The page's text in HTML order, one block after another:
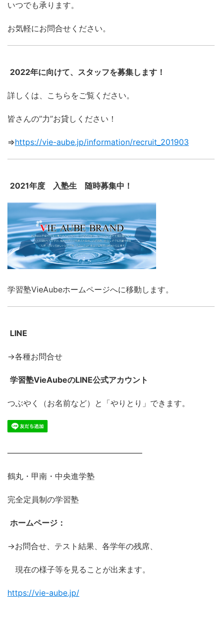
いつでも承ります。
お気軽にお問合せください。
2022年に向けて、スタッフを募集します！
詳しくは、こちらをご覧ください。
皆さんの”力”お貸しください！
⇒https://vie-aube.jp/information/recruit_201903
2021年度 入塾生 随時募集中！
学習塾VieAubeホームページへに移動します。
LINE
→各種お問合せ
学習塾VieAubeのLINE公式アカウント
つぶやく（お名前など）と「やりとり」できます。
―――――――――――――――――
鶴丸・甲南・中央進学塾
完全定員制の学習塾
ホームページ：
→お問合せ、テスト結果、各学年の残席、
現在の様子等を見ることが出来ます。
https://vie-aube.jp/